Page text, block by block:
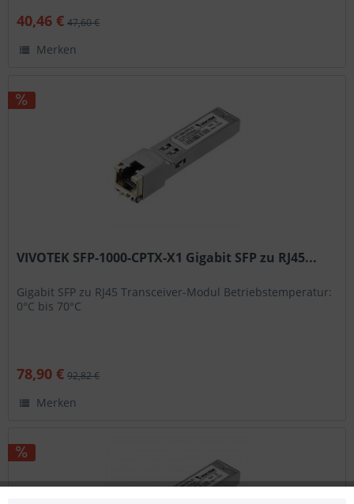
40,46 € 47,60 €
Merken
VIVOTEK SFP-1000-CPTX-X1 Gigabit SFP zu RJ45...
Gigabit SFP zu RJ45 Transceiver-Modul Betriebstemperatur:
0°C bis 70°C
78,90 € 92,82 €
Merken